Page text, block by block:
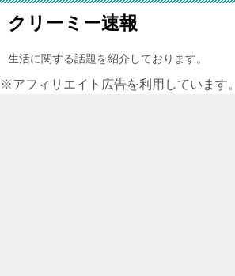
クリーミー速報
生活に関する話題を紹介しております。
※アフィリエイト広告を利用しています。